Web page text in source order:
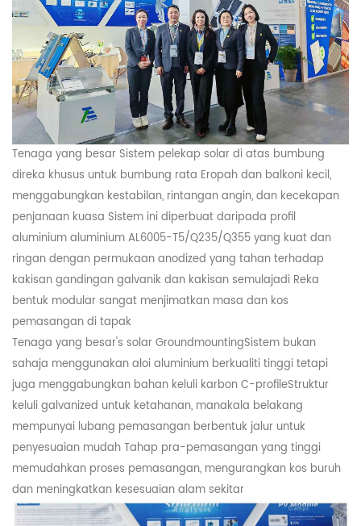
Tenaga yang besar Sistem pelekap solar di atas bumbung
direka khusus untuk bumbung rata Eropah dan balkoni kecil,
menggabungkan kestabilan, rintangan angin, dan kecekapan
penjanaan kuasa Sistem ini diperbuat daripada profil
aluminium aluminium AL6005-T5/Q235/Q355 yang kuat dan
ringan dengan permukaan anodized yang tahan terhadap
kakisan gandingan galvanik dan kakisan semulajadi Reka
bentuk modular sangat menjimatkan masa dan kos
pemasangan di tapak
Tenaga yang besar's solarGroundmountingSistem bukan
sahaja menggunakan aloi aluminium berkualiti tinggi tetapi
juga menggabungkan bahan keluli karbon C-profileStruktur
keluli galvanized untuk ketahanan, manakala belakang
mempunyai lubang pemasangan berbentuk jalur untuk
penyesuaian mudah Tahap pra-pemasangan yang tinggi
memudahkan proses pemasangan, mengurangkan kos buruh
dan meningkatkan kesesuaian alam sekitar